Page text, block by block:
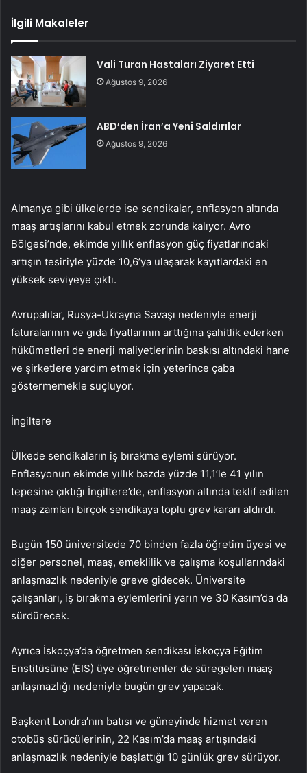
İlgili Makaleler
Vali Turan Hastaları Ziyaret Etti
Ağustos 9, 2026
ABD’den İran’a Yeni Saldırılar
Ağustos 9, 2026
Almanya gibi ülkelerde ise sendikalar, enflasyon altında
maaş artışlarını kabul etmek zorunda kalıyor. Avro
Bölgesi’nde, ekimde yıllık enflasyon güç fiyatlarındaki
artışın tesiriyle yüzde 10,6’ya ulaşarak kayıtlardaki en
yüksek seviyeye çıktı.
Avrupalılar, Rusya-Ukrayna Savaşı nedeniyle enerji
faturalarının ve gıda fiyatlarının arttığına şahitlik ederken
hükümetleri de enerji maliyetlerinin baskısı altındaki hane
ve şirketlere yardım etmek için yeterince çaba
göstermemekle suçluyor.
İngiltere
Ülkede sendikaların iş bırakma eylemi sürüyor.
Enflasyonun ekimde yıllık bazda yüzde 11,1’le 41 yılın
tepesine çıktığı İngiltere’de, enflasyon altında teklif edilen
maaş zamları birçok sendikaya toplu grev kararı aldırdı.
Bugün 150 üniversitede 70 binden fazla öğretim üyesi ve
diğer personel, maaş, emeklilik ve çalışma koşullarındaki
anlaşmazlık nedeniyle greve gidecek. Üniversite
çalışanları, iş bırakma eylemlerini yarın ve 30 Kasım’da da
sürdürecek.
Ayrıca İskoçya’da öğretmen sendikası İskoçya Eğitim
Enstitüsüne (EIS) üye öğretmenler de süregelen maaş
anlaşmazlığı nedeniyle bugün grev yapacak.
Başkent Londra’nın batısı ve güneyinde hizmet veren
otobüs sürücülerinin, 22 Kasım’da maaş artışındaki
anlaşmazlık nedeniyle başlattığı 10 günlük grev sürüyor.